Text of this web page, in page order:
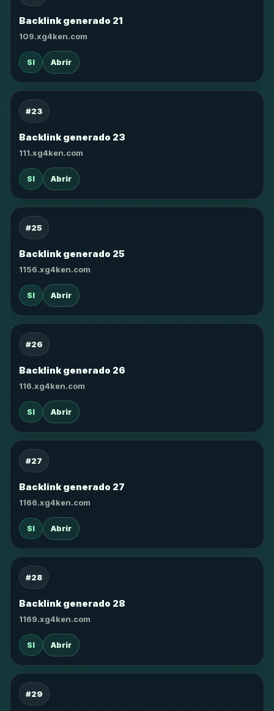
Backlink generado 21
109.xg4ken.com
SI Abrir
#23
Backlink generado 23
111.xg4ken.com
SI Abrir
#25
Backlink generado 25
1156.xg4ken.com
SI Abrir
#26
Backlink generado 26
116.xg4ken.com
SI Abrir
#27
Backlink generado 27
1166.xg4ken.com
SI Abrir
#28
Backlink generado 28
1169.xg4ken.com
SI Abrir
#29